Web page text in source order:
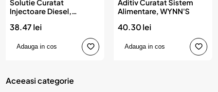
Solutie Curatat
Injectoare Diesel,
38.47 lei
Adauga in cos
Aditiv Curatat Sistem
Alimentare, WYNN'S
40.30 lei
Adauga in cos
Aceeasi categorie